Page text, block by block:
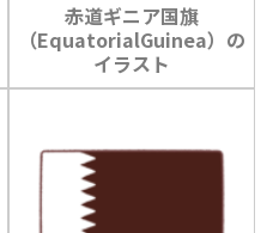
赤道ギニア国旗
（EquatorialGuinea）の
イラスト